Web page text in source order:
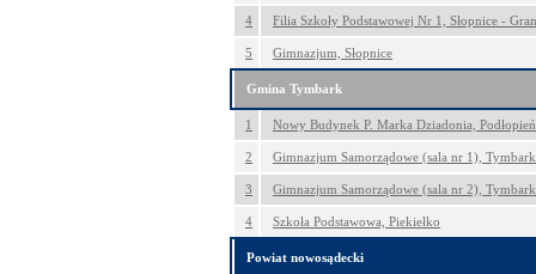
4 Filia Szkoły Podstawowej Nr 1, Słopnice -
5 Gimnazjum, Słopnice
Gmina Tymbark
1 Nowy Budynek P. Marka Dziadonia,
2 Gimnazjum Samorządowe (sala nr 1), Tymbark
3 Gimnazjum Samorządowe (sala nr 2), Tymbark
4 Szkoła Podstawowa, Piekiełko
Powiat nowosądecki